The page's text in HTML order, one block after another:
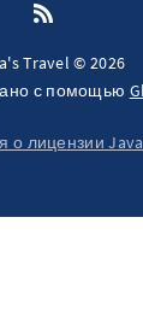
Travel © 2026
с помощью
лицензии